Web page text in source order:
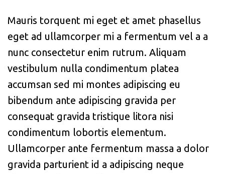
Mauris torquent mi eget et amet phasellus
eget ad ullamcorper mi a fermentum vel a a
nunc consectetur enim rutrum. Aliquam
vestibulum nulla condimentum platea
accumsan sed mi montes adipiscing eu
bibendum ante adipiscing gravida per
consequat gravida tristique litora nisi
condimentum lobortis elementum.
Ullamcorper ante fermentum massa a dolor
gravida parturient id a adipiscing neque